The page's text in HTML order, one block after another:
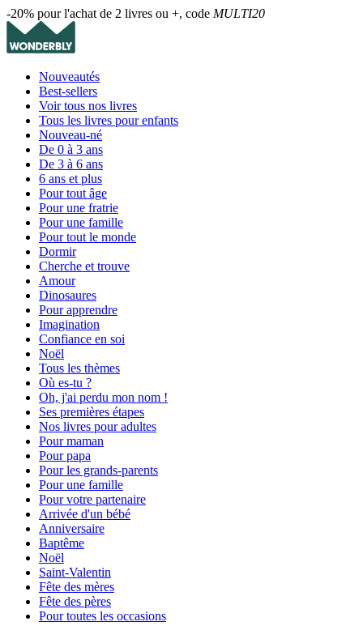
-20% pour l'achat de 2 livres ou +, code MULTI20
Nouveautés
Best-sellers
Voir tous nos livres
Tous les livres pour enfants
Nouveau-né
De 0 à 3 ans
De 3 à 6 ans
6 ans et plus
Pour tout âge
Pour une fratrie
Pour une famille
Pour tout le monde
Dormir
Cherche et trouve
Amour
Dinosaures
Pour apprendre
Imagination
Confiance en soi
Noël
Tous les thèmes
Où es-tu ?
Oh, j'ai perdu mon nom !
Ses premières étapes
Nos livres pour adultes
Pour maman
Pour papa
Pour les grands-parents
Pour une famille
Pour votre partenaire
Arrivée d'un bébé
Anniversaire
Baptême
Noël
Saint-Valentin
Fête des mères
Fête des pères
Pour toutes les occasions